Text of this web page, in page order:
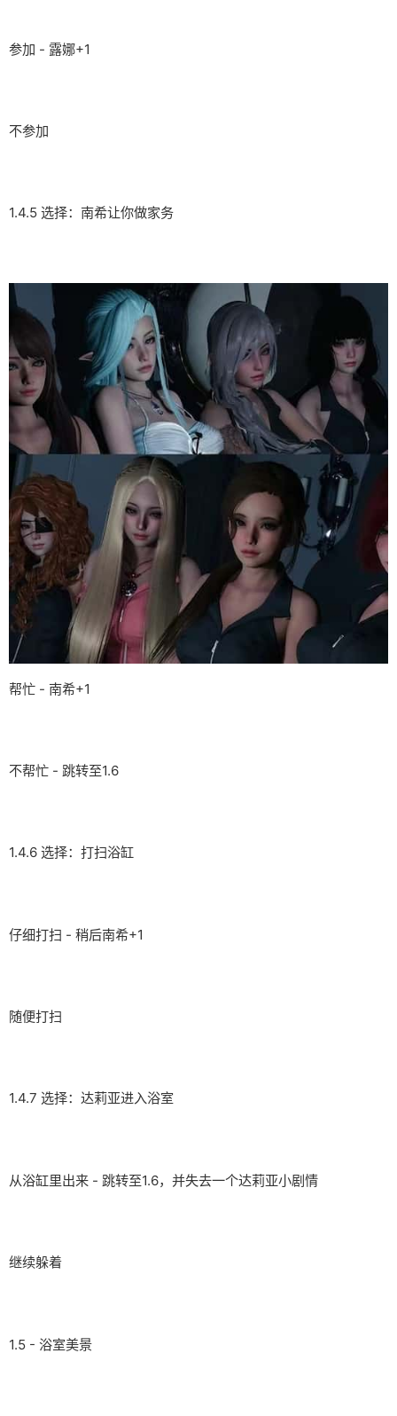
参加 - 露娜+1
不参加
1.4.5 选择：南希让你做家务
帮忙 - 南希+1
不帮忙 - 跳转至1.6
1.4.6 选择：打扫浴缸
仔细打扫 - 稍后南希+1
随便打扫
1.4.7 选择：达莉亚进入浴室
从浴缸里出来 - 跳转至1.6，并失去一个达莉亚小剧情
继续躲着
1.5 - 浴室美景